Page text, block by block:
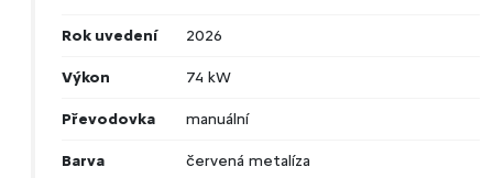
Rok uvedení 2026
Výkon 74 kW
Převodovka manuální
Barva červená metalíza